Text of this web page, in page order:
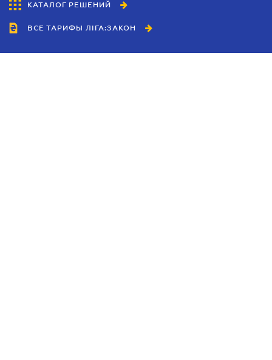
КАТАЛОГ РЕШЕНИЙ
ВСЕ ТАРИФЫ ЛІГА:ЗАКОН